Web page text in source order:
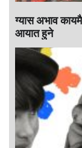
ग्यास अभाव
आयात हुने